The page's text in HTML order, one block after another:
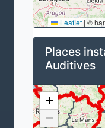
Leaflet | ©
Places
Auditives
+
−